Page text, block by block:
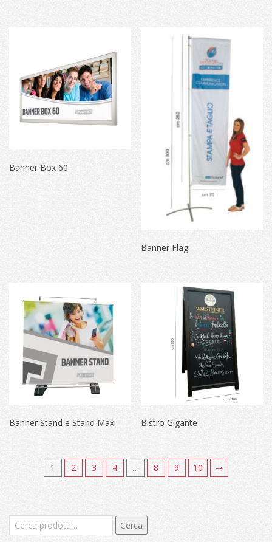
Banner Box 60
Banner Flag
Banner Stand e Stand Maxi Bistrò Gigante
1 2 3 4 … 8 9 10 →
Cerca: Cerca